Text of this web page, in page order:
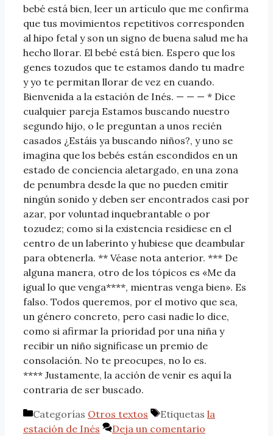
bebé está bien, leer un artículo que me confirma
que tus movimientos repetitivos corresponden
al hipo fetal y son un signo de buena salud me ha
hecho llorar. El bebé está bien. Espero que los
genes tozudos que te estamos dando tu madre
y yo te permitan llorar de vez en cuando.
Bienvenida a la estación de Inés. — — — * Dice
cualquier pareja Estamos buscando nuestro
segundo hijo, o le preguntan a unos recién
casados ¿Estáis ya buscando niños?, y uno se
imagina que los bebés están escondidos en un
estado de conciencia aletargado, en una zona
de penumbra desde la que no pueden emitir
ningún sonido y deben ser encontrados casi por
azar, por voluntad inquebrantable o por
tozudez; como si la existencia residiese en el
centro de un laberinto y hubiese que deambular
para obtenerla. ** Véase nota anterior. *** De
alguna manera, otro de los tópicos es «Me da
igual lo que venga****, mientras venga bien». Es
falso. Todos queremos, por el motivo que sea,
un género concreto, pero casi nadie lo dice,
como si afirmar la prioridad por una niña y
recibir un niño significase un premio de
consolación. No te preocupes, no lo es.
**** Justamente, la acción de venir es aquí la
contraria de ser buscado.
Categorías Otros textos Etiquetas la
estación de Inés
Deja un comentario